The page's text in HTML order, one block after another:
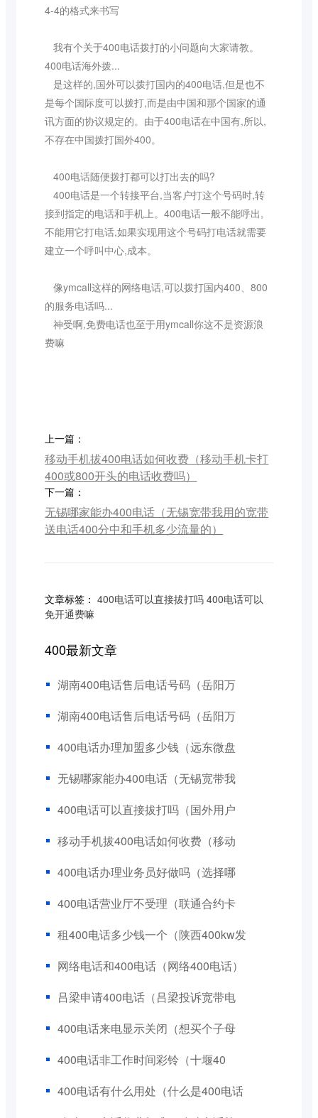
4-4的格式来书写
我有个关于400电话拨打的小问题向大家请教。
400电话海外拨...
是这样的,国外可以拨打国内的400电话,但是也不
是每个国际度可以拨打,而是由中国和那个国家的通
讯方面的协议规定的。由于400电话在中国有,所以,
不存在中国拨打国外400。
400电话随便拨打都可以打出去的吗?
400电话是一个转接平台,当客户打这个号码时,转
接到指定的电话和手机上。400电话一般不能呼出,
不能用它打电话,如果实现用这个号码打电话就需要
建立一个呼叫中心,成本。
像ymcall这样的网络电话,可以拨打国内400、800
的服务电话吗...
神受啊,免费电话也至于用ymcall你这不是资源浪
费嘛
上一篇：
移动手机拔400电话如何收费（移动手机卡打
400或800开头的电话收费吗）
下一篇：
无锡哪家能办400电话（无锡宽带我用的宽带
送电话400分中和手机多少流量的）
文章标签： 400电话可以直接拔打吗 400电话可以
免开通费嘛
400最新文章
湖南400电话售后电话号码（岳阳万
湖南400电话售后电话号码（岳阳万
400电话办理加盟多少钱（远东微盘
无锡哪家能办400电话（无锡宽带我
400电话可以直接拔打吗（国外用户
移动手机拔400电话如何收费（移动
400电话办理业务员好做吗（选择哪
400电话营业厅不受理（联通合约卡
租400电话多少钱一个（陕西400kw发
网络电话和400电话（网络400电话）
吕梁申请400电话（吕梁投诉宽带电
400电话来电显示关闭（想买个子母
400电话非工作时间彩铃（十堰40
400电话有什么用处（什么是400电话